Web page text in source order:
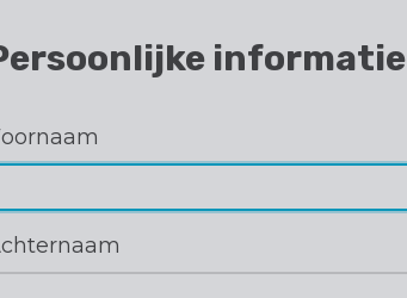
Persoonlijke informatie
Voornaam
Achternaam